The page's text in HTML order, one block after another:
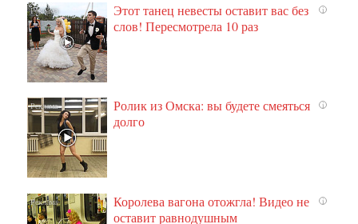
i
Этот танец невесты оставит вас без
слов! Пересмотрела 10 раз
i
Ролик из Омска: вы будете смеяться
долго
i
Королева вагона отожгла! Видео не
оставит равнодушным